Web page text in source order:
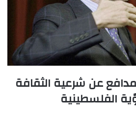
عن شرعية الثقافة
الفلسطينية